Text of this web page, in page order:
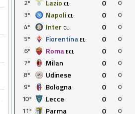
2º
Lazio CL 0 0
3º
Napoli CL 0 0
4º
Inter CL 0 0
5º
Fiorentina EL 0 0
6º
Roma ECL 0 0
7º
Milan 0 0
8º
Udinese 0 0
9º
Bologna 0 0
10º
Lecce 0 0
11º
Parma 0 0